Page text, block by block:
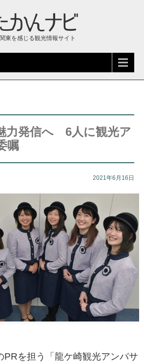
東を感じる観光情報サイト
力発信へ 6人に観光ア
嘱
2021年6月16日
PRを担う「龍ケ崎観光アンバサ